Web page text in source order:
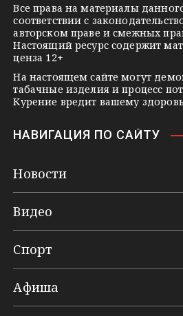
k
i
Все права на материалы
соответствии с
авторском праве и смежных
Настоящий ресурс содержит
ценза 12+
На настоящем сайте могут
табачные изделия и процесс
Курение вредит вашему
НАВИГАЦИЯ ПО САЙТУ
Новости
Видео
Спорт
Афиша